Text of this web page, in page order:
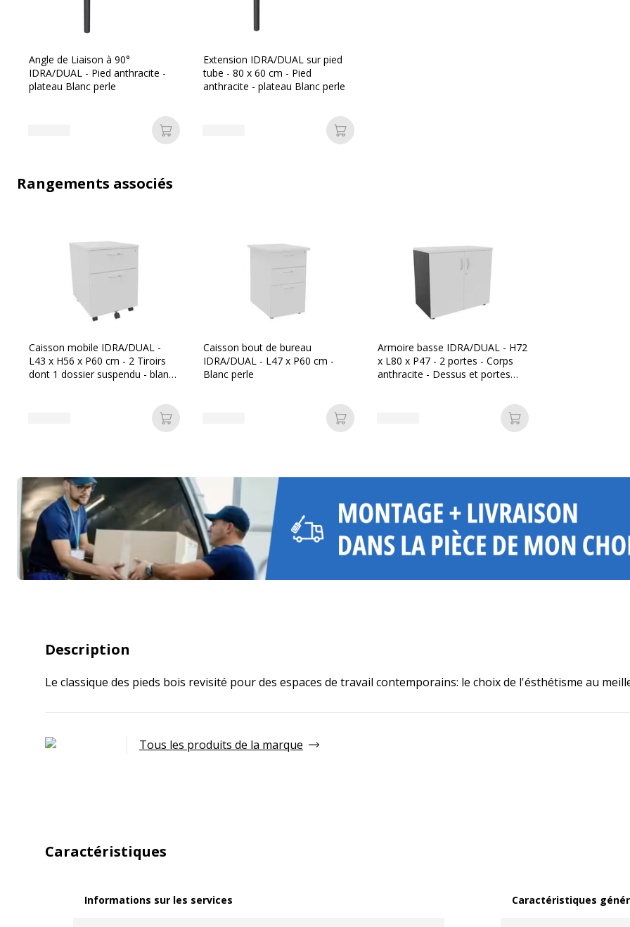
Angle de Liaison à 90°
IDRA/DUAL - Pied anthracite -
plateau Blanc perle
Ajouter au panier
Extension IDRA/DUAL sur pied
tube - 80 x 60 cm - Pied
anthracite - plateau Blanc perle
Ajouter au panier
Rangements associés
Caisson mobile IDRA/DUAL -
L43 x H56 x P60 cm - 2 Tiroirs
dont 1 dossier suspendu - blanc
Ajouter au panier
Caisson bout de bureau
IDRA/DUAL - L47 x P60 cm -
Blanc perle
Ajouter au panier
Armoire basse IDRA/DUAL - H72
x L80 x P47 - 2 portes - Corps
anthracite - Dessus et portes
Ajouter au panier
Description
Le classique des pieds bois revisité pour des espaces de travail contemporains: le choix de l'ésthétisme au
Tous les produits de la marque
Caractéristiques
Informations sur les services Caractéristiques